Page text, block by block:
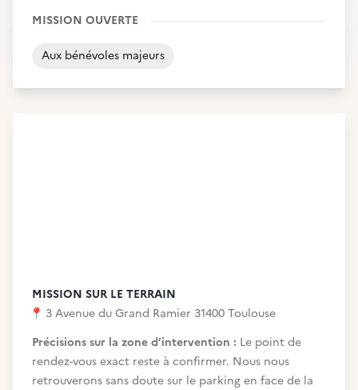
MISSION OUVERTE
Aux bénévoles majeurs
MISSION SUR LE TERRAIN
📍 3 Avenue du Grand Ramier 31400 Toulouse
Précisions sur la zone d’intervention : Le point de
rendez-vous exact reste à confirmer. Nous nous
retrouverons sans doute sur le parking en face de la